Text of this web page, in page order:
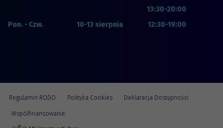
13:30-20:00
Pon. - Czw.
10-13 sierpnia 12:30-19:00
Regulamin RODO Polityka Cookies Deklaracja Dostępności
Wspólfinansowanie: